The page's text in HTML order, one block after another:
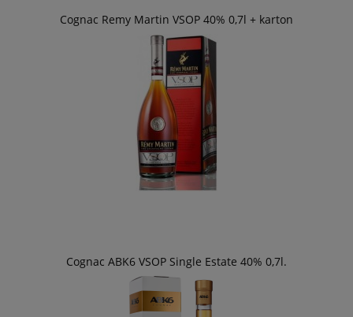
Cognac Remy Martin VSOP 40% 0,7l + karton
Cognac ABK6 VSOP Single Estate 40% 0,7l.